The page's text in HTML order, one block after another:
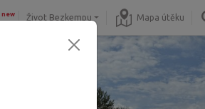
new Život Bezkempu Mapa útěku